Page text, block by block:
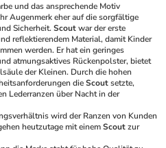
und das ansprechende Motiv
Augenmerk eher auf die sorgfältige
Sicherheit. Scout war der erste
reflektierendem Material, damit Kinder
werden. Er hat ein geringes
atmungsaktives Rückenpolster, bietet
der Kleinen. Durch die hohen
die Scout setzte,
Lederranzen über Nacht in der
wird der Ranzen von Kunden
heutzutage mit einem Scout zur